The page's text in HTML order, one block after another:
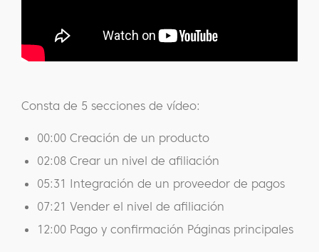
Consta de 5 secciones de vídeo:
00:00 Creación de un producto
02:08 Crear un nivel de afiliación
05:31 Integración de un proveedor de pagos
07:21 Vender el nivel de afiliación
12:00 Pago y confirmación Páginas principales